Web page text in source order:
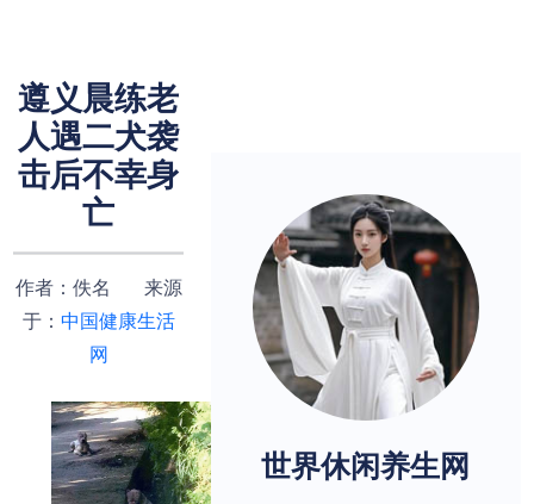
遵义晨练老
人遇二犬袭
击后不幸身
亡
作者：佚名 来源
于： 中国健康生活
网
世界休闲养生网